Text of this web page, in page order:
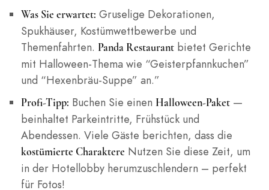
Was Sie erwartet: Gruselige Dekorationen,
Spukhäuser, Kostümwettbewerbe und
Themenfahrten. Panda Restaurantbietet Gerichte
mit Halloween-Thema wie “Geisterpfannkuchen”
und “Hexenbräu-Suppe” an.”
Profi-Tipp: Buchen Sie einen Halloween-Paket—
beinhaltet Parkeintritte, Frühstück und
Abendessen. Viele Gäste berichten, dass die
kostümierte Charaktere Nutzen Sie diese Zeit, um
in der Hotellobby herumzuschlendern – perfekt
für Fotos!